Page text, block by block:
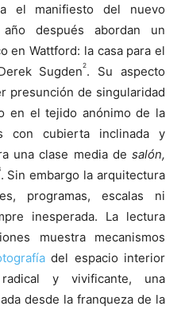
el manifiesto del nuevo
después abordan un
en Wattford: la casa para el
Sugden2. Su aspecto
presunción de singularidad
en el tejido anónimo de la
con cubierta inclinada y
una clase media de salón,
. Sin embargo la arquitectura
programas, escalas ni
inesperada. La lectura
muestra mecanismos
del espacio interior
y vivificante, una
desde la franqueza de la